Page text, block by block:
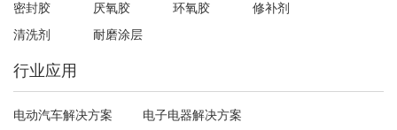
密封胶 厌氧胶 环氧胶
修补剂
清洗剂
耐磨涂层
行业应用
电动汽车解决方案
电子电器解决方案